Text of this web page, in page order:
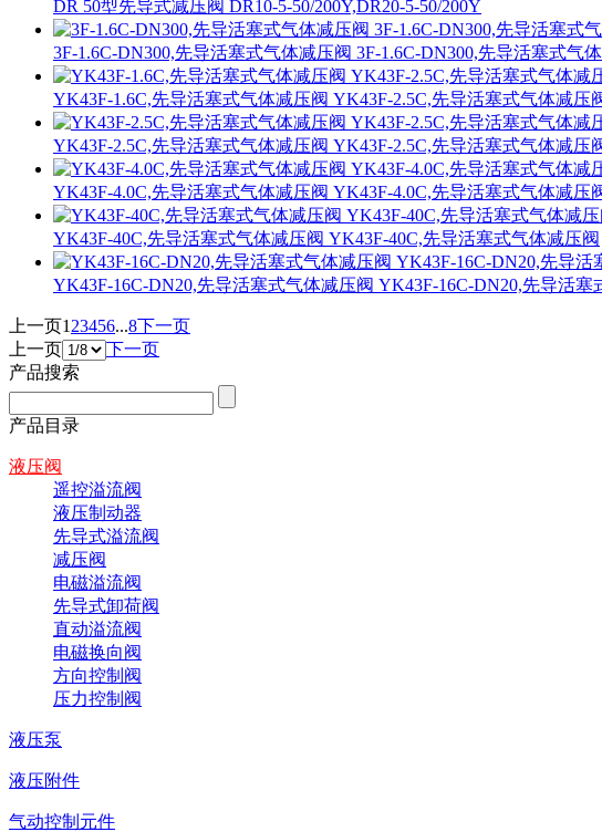
DR 50型先导式减压阀 DR10-5-50/200Y,DR20-5-50/200Y
3F-1.6C-DN300,先导活塞式气体减压阀 3F-1.6C-DN300,先导活塞式气
YK43F-1.6C,先导活塞式气体减压阀 YK43F-2.5C,先导活塞式气体减压
YK43F-2.5C,先导活塞式气体减压阀 YK43F-2.5C,先导活塞式气体减压
YK43F-4.0C,先导活塞式气体减压阀 YK43F-4.0C,先导活塞式气体减压
YK43F-40C,先导活塞式气体减压阀 YK43F-40C,先导活塞式气体减压阀
YK43F-16C-DN20,先导活塞式气体减压阀 YK43F-16C-DN20,先导活塞
上一页1 23456...8下一页
上一页
下一页
产品搜索
产品目录
液压阀
遥控溢流阀
液压制动器
先导式溢流阀
减压阀
电磁溢流阀
先导式卸荷阀
直动溢流阀
电磁换向阀
方向控制阀
压力控制阀
液压泵
液压附件
气动控制元件